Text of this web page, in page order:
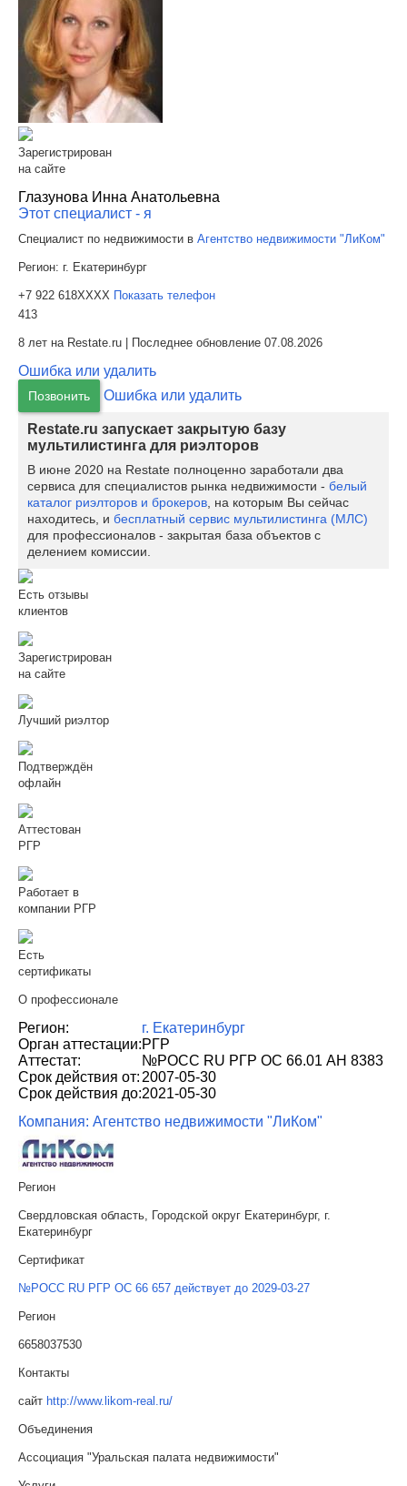
Зарегистрирован
на сайте
Глазунова Инна Анатольевна
Этот специалист - я
Специалист по недвижимости в Агентство недвижимости "ЛиКом"
Регион: г. Екатеринбург
+7 922 618XXXX Показать телефон
413
8 лет на Restate.ru | Последнее обновление 07.08.2026
Ошибка или удалить
Позвонить Ошибка или удалить
Restate.ru запускает закрытую базу
мультилистинга для риэлторов
В июне 2020 на Restate полноценно заработали два
сервиса для специалистов рынка недвижимости - белый
каталог риэлторов и брокеров , на которым Вы сейчас
находитесь, и бесплатный сервис мультилистинга (МЛС)
для профессионалов - закрытая база объектов с
делением комиссии.
Есть отзывы
клиентов
Зарегистрирован
на сайте
Лучший риэлтор
Подтверждён
офлайн
Аттестован
РГР
Работает в
компании РГР
Есть
сертификаты
О профессионале
Регион:
г. Екатеринбург
Орган аттестации:РГР
Аттестат:
№РОСС RU РГР ОС 66.01 АН 8383
Срок действия от: 2007-05-30
Срок действия до:2021-05-30
Компания: Агентство недвижимости "ЛиКом"
Регион
Свердловская область, Городской округ Екатеринбург, г.
Екатеринбург
Сертификат
№РОСС RU РГР ОС 66 657 действует до 2029-03-27
Регион
6658037530
Контакты
сайт http://www.likom-real.ru/
Объединения
Ассоциация "Уральская палата недвижимости"